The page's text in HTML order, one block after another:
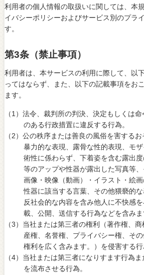
利用者の個人情報の取扱いに関しては、本
イバシーポリシーおよびサービス別のプラ
す。
第3条（禁止事項）
利用者は、本サービスの利用に際して、以
ってはならず、また、以下の記載事項をお
ます。
（1）法令、裁判所の判決、決定もしくは
のある行政措置に違反する行為。
（2）公の秩序または善良の風俗を害する
暴力的な表現、露骨な性的表現、モ
術性に係わらず、下着姿を含む露出
等のアップや性器が露出した写真等
画像・映像（動画）・イラスト・絵
性器に該当する言葉、その他猥褻的
反社会的な内容を含み他人に不快感
載、公開、送信する行為などを含みま
（3）当社または第三者の権利（著作権、
産権、名誉権、プライバシー権、そ
権利を広く含みます。）を侵害する行
（4）当社または第三者になりすます行為
を流布させる行為。